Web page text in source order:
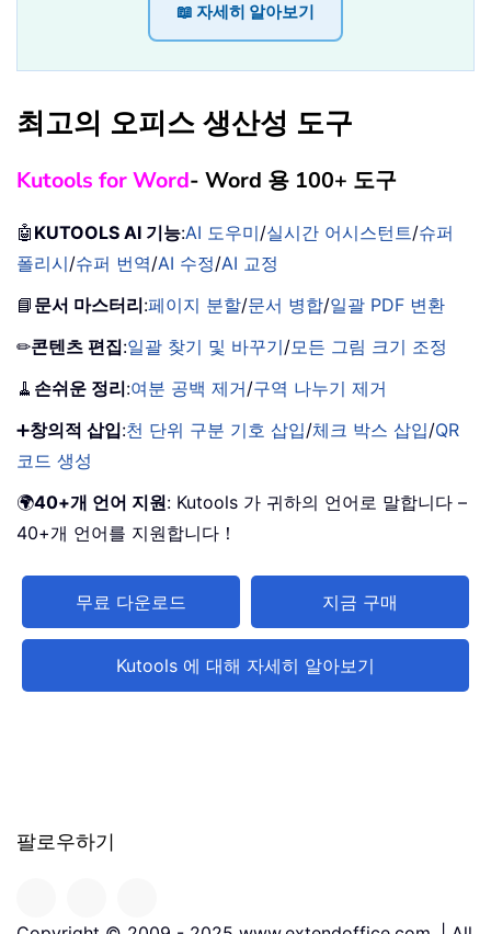
📖 자세히 알아보기
최고의 오피스 생산성 도구
Kutools for Word- Word 용 100+ 도구
🤖 KUTOOLS AI 기능:AI 도우미/실시간 어시스턴트/슈퍼
폴리시/슈퍼 번역/AI 수정/AI 교정
📘 문서 마스터리:페이지 분할/문서 병합/일괄 PDF 변환
✏콘텐츠 편집:일괄 찾기 및 바꾸기/모든 그림 크기 조정
🧹 손쉬운 정리:여분 공백 제거/구역 나누기 제거
➕창의적 삽입:천 단위 구분 기호 삽입/체크 박스 삽입/QR
코드 생성
🌍40+개 언어 지원: Kutools 가 귀하의 언어로 말합니다 –
40+개 언어를 지원합니다！
무료 다운로드 지금 구매
Kutools 에 대해 자세히 알아보기
팔로우하기